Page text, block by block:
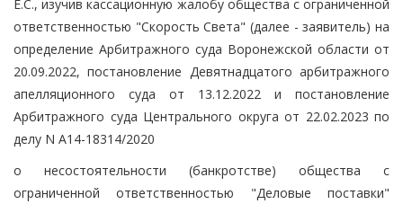
Е.С., изучив кассационную жалобу общества с ограниченной
ответственностью "Скорость Света" (далее - заявитель) на
определение Арбитражного суда Воронежской области от
20.09.2022, постановление Девятнадцатого арбитражного
апелляционного суда от 13.12.2022 и постановление
Арбитражного суда Центрального округа от 22.02.2023 по
делу N А14-18314/2020
о несостоятельности (банкротстве) общества с
ограниченной ответственностью "Деловые поставки"